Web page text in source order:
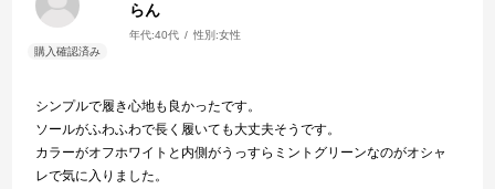
らん
年代:40代 性別:女性
シンプルで履き心地も良かったです。
ソールがふわふわで長く履いても大丈夫そうです。
カラーがオフホワイトと内側がうっすらミントグリーンなのがオシャ
レで気に入りました。